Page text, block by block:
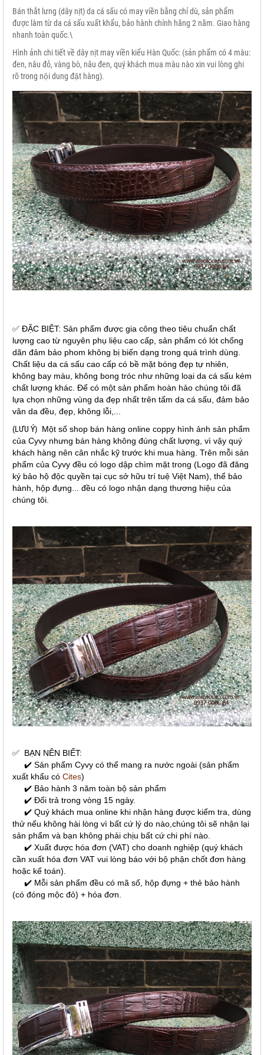
Bán thắt lưng (dây nịt) da cá sấu có may viền bằng chỉ dù, sản phẩm
được làm từ da cá sấu xuất khẩu, bảo hành chính hãng 2 năm. Giao hàng
nhanh toàn quốc.\
Hình ảnh chi tiết về dây nịt may viền kiểu Hàn Quốc: (sản phẩm có 4 màu:
đen, nâu đỏ, vàng bò, nâu đen, quý khách mua màu nào xin vui lòng ghi
rõ trong nội dung đặt hàng).
✅ ĐẶC BIỆT: Sản phẩm được gia công theo tiêu chuẩn chất
lượng cao từ nguyên phụ liệu cao cấp, sản phẩm có lót chống
dãn đảm bảo phom không bị biến dạng trong quá trình dùng.
Chất liệu da cá sấu cao cấp có bề mặt bóng đẹp tự nhiên,
không bay màu, không bong tróc như những loại da cá sấu kém
chất lượng khác. Để có một sản phẩm hoàn hảo chúng tôi đã
lựa chọn những vùng da đẹp nhất trên tấm da cá sấu, đảm bảo
vân da đều, đẹp, không lỗi,...
(LƯU Ý) Một số shop bán hàng online coppy hình ảnh sản phẩm
của Cyvy nhưng bán hàng không đúng chất lượng, vì vậy quý
khách hàng nên cân nhắc kỹ trước khi mua hàng. Trên mỗi sản
phẩm của Cyvy đều có logo dập chìm mặt trong (Logo đã đăng
ký bảo hộ độc quyền tại cục sở hữu trí tuệ Việt Nam), thể bảo
hành, hộp đựng... đều có logo nhận dạng thương hiệu của
chúng tôi.
✅ BẠN NÊN BIẾT:
✔️ Sản phẩm Cyvy có thể mang ra nước ngoài (sản phẩm
xuất khẩu có Cites)
✔️ Bảo hành 3 năm toàn bộ sản phẩm
✔️ Đổi trả trong vòng 15 ngày.
✔️ Quý khách mua online khi nhận hàng được kiểm tra, dùng
thử nếu không hài lòng vì bất cứ lý do nào,chúng tôi sẽ nhận lại
sản phẩm và bạn không phải chịu bất cứ chi phí nào.
✔️ Xuất được hóa đơn (VAT) cho doanh nghiệp (quý khách
cần xuất hóa đơn VAT vui lòng báo với bộ phận chốt đơn hàng
hoặc kế toán).
✔️ Mỗi sản phẩm đều có mã số, hộp đựng + thẻ bảo hành
(có đóng mộc đỏ) + hóa đơn.